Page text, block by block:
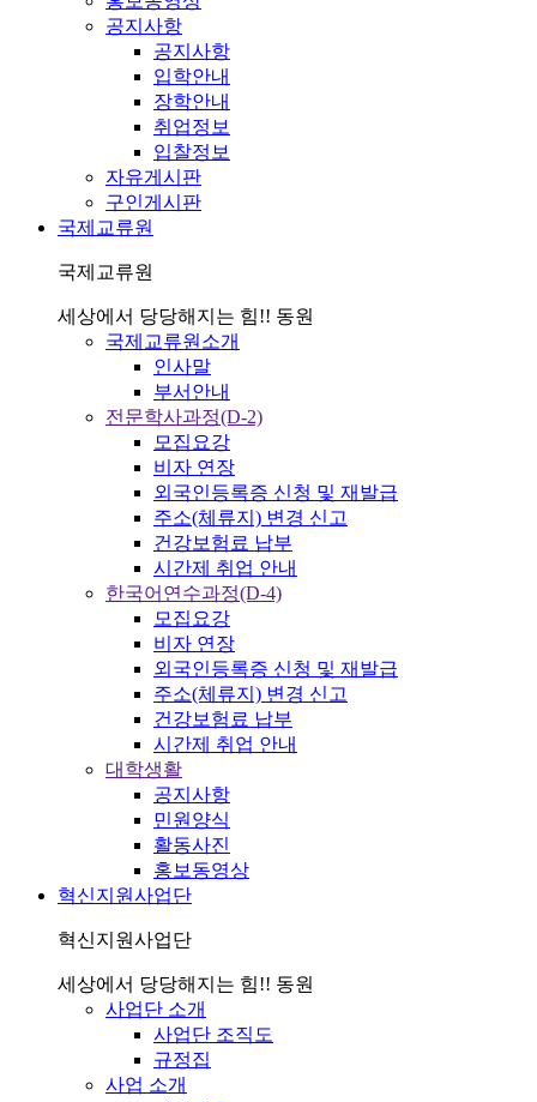
공지사항
공지사항
입학안내
장학안내
취업정보
입찰정보
자유게시판
구인게시판
국제교류원
국제교류원
세상에서 당당해지는 힘!! 동원
국제교류원소개
인사말
부서안내
전문학사과정(D-2)
모집요강
비자 연장
외국인등록증 신청 및 재발급
주소(체류지) 변경 신고
건강보험료 납부
시간제 취업 안내
한국어연수과정(D-4)
모집요강
비자 연장
외국인등록증 신청 및 재발급
주소(체류지) 변경 신고
건강보험료 납부
시간제 취업 안내
대학생활
공지사항
민원양식
활동사진
홍보동영상
혁신지원사업단
혁신지원사업단
세상에서 당당해지는 힘!! 동원
사업단 소개
사업단 조직도
규정집
사업 소개